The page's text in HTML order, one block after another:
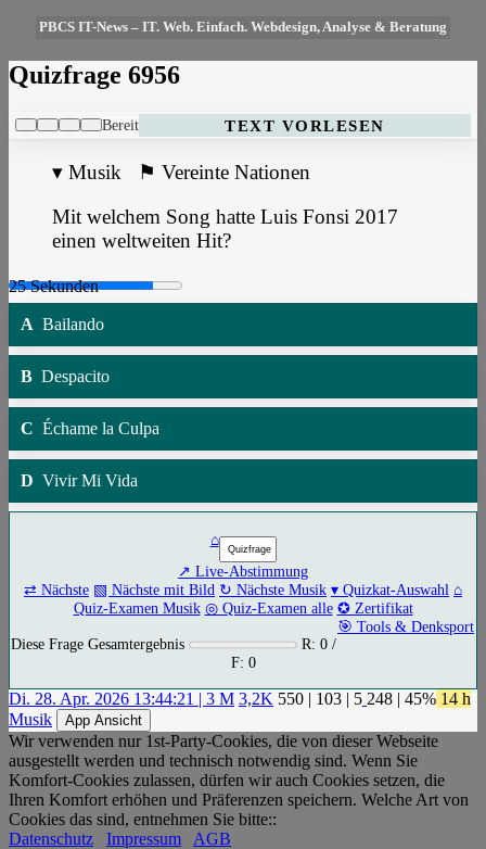
PBCS IT-News – IT. Web. Einfach. Webdesign, Analyse & Beratung
Quizfrage 6956
Bereit TEXT VORLESEN
▾ Musik ⚑ Vereinte Nationen
Mit welchem Song hatte Luis Fonsi 2017
einen weltweiten Hit?
A Bailando
B Despacito
C Échame la Culpa
D Vivir Mi Vida
⌂
↗ Live-Abstimmung
⇄ Nächste ▧ Nächste mit Bild ↻ Nächste Musik ▾ Quizkat-Auswahl ⌂
Quiz-Examen Musik ◎ Quiz-Examen alle ✪ Zertifikat
🎯 Tools & Denksport
Diese Frage Gesamtergebnis
R: 0 /
F: 0
Di. 28. Apr. 2026 13:44:21 | 3 M 3,2K 550 | 103 | 5 248 | 45% 14 h
Musik
App Ansicht
Wir verwenden nur 1st-Party-Cookies, die von dieser Webseite
ausgestellt werden und technisch notwendig sind. Wenn Sie
Komfort-Cookies zulassen, dürfen wir auch Cookies setzen, die
Ihren Komfort erhöhen und Präferenzen speichern. Welche Art von
Cookies das sind, entnehmen Sie bitte::
Datenschutz
Impressum AGB